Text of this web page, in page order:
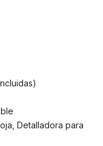
Detalladora para